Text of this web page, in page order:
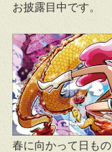
お披露目中です。
春に向かって日も